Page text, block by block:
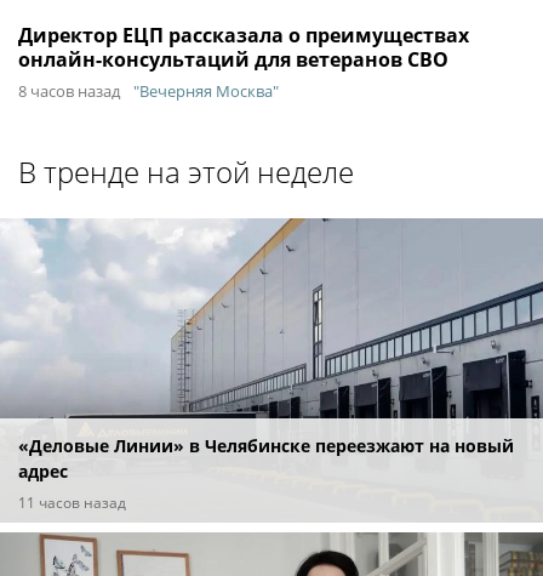
Директор ЕЦП рассказала о преимуществах
онлайн-консультаций для ветеранов СВО
8 часов назад "Вечерняя Москва"
В тренде на этой неделе
«Деловые Линии» в Челябинске переезжают на новый
адрес
11 часов назад